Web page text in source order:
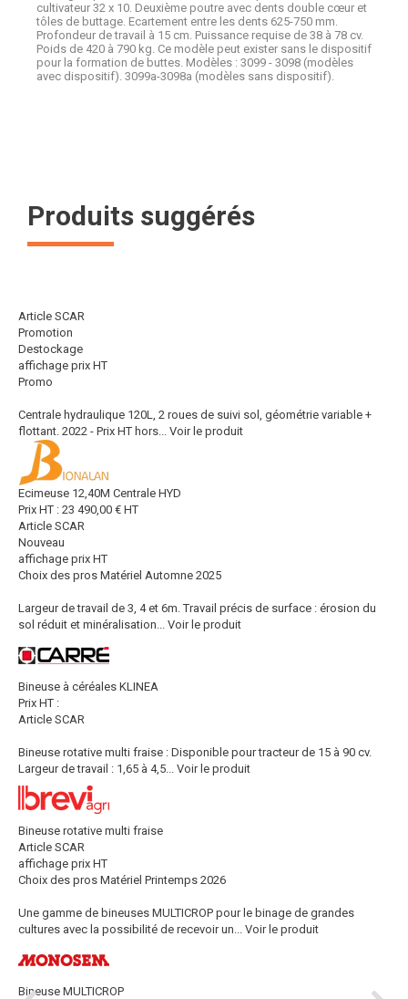
cultivateur 32 x 10. Deuxième poutre avec dents double cœur et
tôles de buttage. Ecartement entre les dents 625-750 mm.
Profondeur de travail à 15 cm. Puissance requise de 38 à 78 cv.
Poids de 420 à 790 kg. Ce modèle peut exister sans le dispositif
pour la formation de buttes. Modèles : 3099 - 3098 (modèles
avec dispositif). 3099a-3098a (modèles sans dispositif).
Produits suggérés
Article SCAR
Promotion
Destockage
affichage prix HT
Promo
Centrale hydraulique 120L, 2 roues de suivi sol, géométrie variable +
flottant. 2022 - Prix HT hors...
Voir le produit
Ecimeuse 12,40M Centrale HYD
Prix HT : 23 490,00 € HT
Article SCAR
Nouveau
affichage prix HT
Choix des pros Matériel Automne 2025
Largeur de travail de 3, 4 et 6m. Travail précis de surface : érosion du
sol réduit et minéralisation...
Voir le produit
Bineuse à céréales KLINEA
Prix HT :
Article SCAR
Bineuse rotative multi fraise : Disponible pour tracteur de 15 à 90 cv.
Largeur de travail : 1,65 à 4,5...
Voir le produit
Bineuse rotative multi fraise
Article SCAR
affichage prix HT
Choix des pros Matériel Printemps 2026
Une gamme de bineuses MULTICROP pour le binage de grandes
cultures avec la possibilité de recevoir un...
Voir le produit
Bineuse MULTICROP